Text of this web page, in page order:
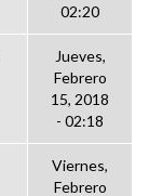
02:20
Jueves,
Febrero
15, 2018
- 02:18
Viernes,
Febrero